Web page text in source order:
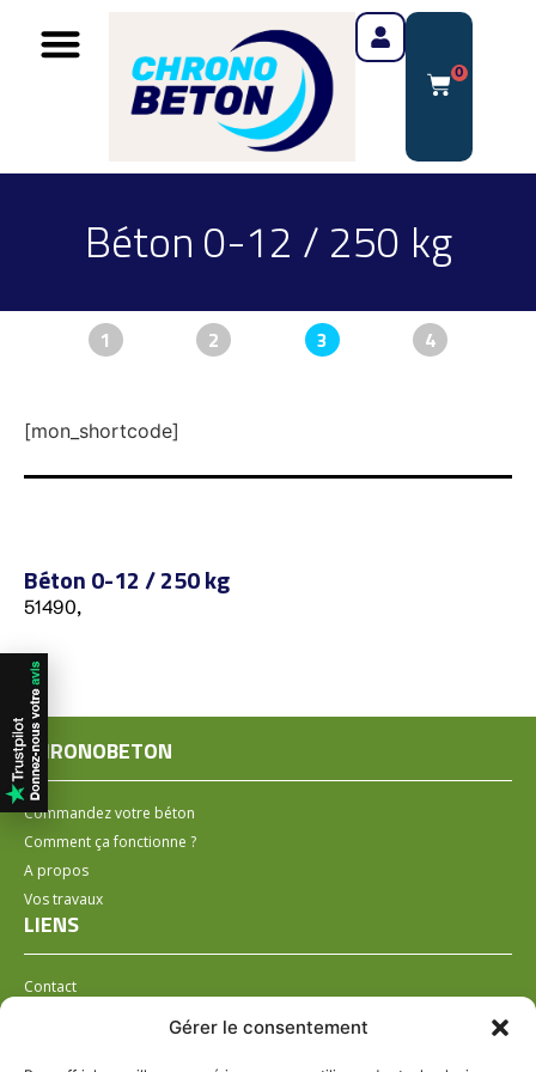
Gérer le consentement
0
Béton 0-12 / 250 kg
1 2 3 4
[mon_shortcode]
Béton 0-12 / 250 kg
51490,
CHRONOBETON
Commandez votre béton
Comment ça fonctionne ?
A propos
Vos travaux
LIENS
Contact